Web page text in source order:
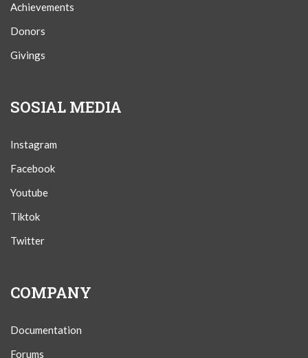
Achievements
Donors
Givings
SOSIAL MEDIA
Instagram
Facebook
Youtube
Tiktok
Twitter
COMPANY
Documentation
Forums